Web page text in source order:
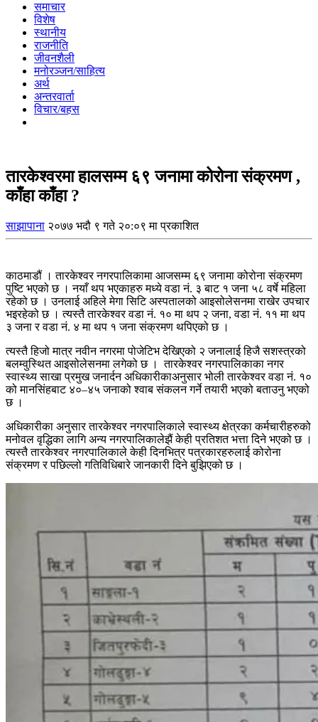
समाचार
विशेष
स्थानीय
राजनीति
जीवनशैली
मनोरञ्जन/साहित्य
अर्थ
अन्तरवार्ता
विचार/बहस
तारकेश्वरमा हालसम्म ६९ जनामा कोरोना संक्रमण ,
काँहा काँहा ?
साझापाना २०७७ भदौ ९ गते २०:०९ मा प्रकाशित
काठमाडौं । तारकेश्वर नगरपालिकामा आजसम्म ६९ जनामा कोरोना संक्रमण
पुष्टि भएको छ । नयाँ थप भएकाहरु मध्ये वडा नं. ३ बाट १ जना ५८ वर्षे महिला
रहेको छ । उनलाई अहिले मेगा सिटि अस्पतालको आइसोलेसनमा राखेर उपचार
भइरहेको छ । त्यस्तै तारकेश्वर वडा नं. १० मा थप २ जना, वडा नं. ११ मा थप
३ जना र वडा नं. ४ मा थप १ जना संक्रमण थपिएको छ ।
त्यस्तै हिजो मात्र नवीन नगरमा पोजेटिभ देखिएको २ जनालाई हिजै सशस्त्रको
बलम्वुस्थित आइसोलेसनमा लगेको छ । तारकेश्वर नगरपालिकाका नगर
स्वास्थ्य साखा प्रमुख जनार्दन अधिकारीकाअनुसार भोली तारकेश्वर वडा नं. १०
को मानसिंहबाट ४०–४५ जनाको श्वाब संकलन गर्ने तयारी भएको बताउनु भएको
छ ।
अधिकारीका अनुसार तारकेश्वर नगरपालिकाले स्वास्थ्य क्षेत्रका कर्मचारीहरुको
मनोवल वृद्धिका लागि अन्य नगरपालिकालेझैं केही प्रतिशत भत्ता दिने भएको छ ।
त्यस्तै तारकेश्वर नगरपालिकाले केही दिनभित्र पत्रकारहरुलाई कोरोना
संक्रमण र पछिल्लो गतिविधिबारे जानकारी दिने बुझिएको छ ।